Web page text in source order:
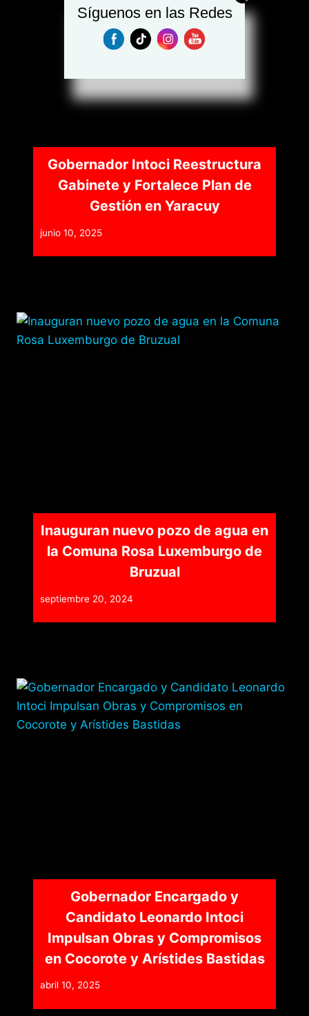
Gobernador Intoci Reestructura
Gabinete y Fortalece Plan de
Gestión en Yaracuy
junio 10, 2025
Inauguran nuevo pozo de agua en
la Comuna Rosa Luxemburgo de
Bruzual
septiembre 20, 2024
Gobernador Encargado y
Candidato Leonardo Intoci
Impulsan Obras y Compromisos
en Cocorote y Arístides Bastidas
abril 10, 2025
Síguenos en las Redes